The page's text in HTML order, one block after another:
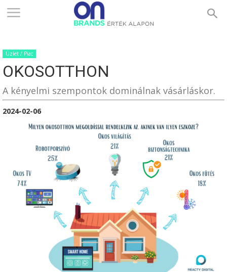
ONBRANDS
–
ÉRTÉK
Üzlet / Piac
OKOSOTTHON
A kényelmi szempontok dominálnak vásárláskor.
2024-02-06